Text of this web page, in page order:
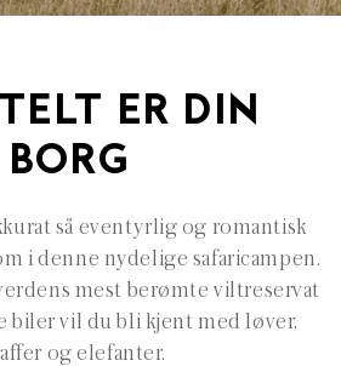
ER DIN
BORG
så eventyrlig og romantisk
i denne nydelige safaricampen.
mest berømte viltreservat
biler vil du bli kjent med løver,
og elefanter.